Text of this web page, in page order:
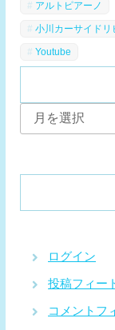
アルトピアーノ
小川カーサイドリ
Youtube
ー
ログイン
投稿フィー
コメントフ